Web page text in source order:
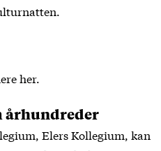
her.
århundreder
Elers Kollegium, kan